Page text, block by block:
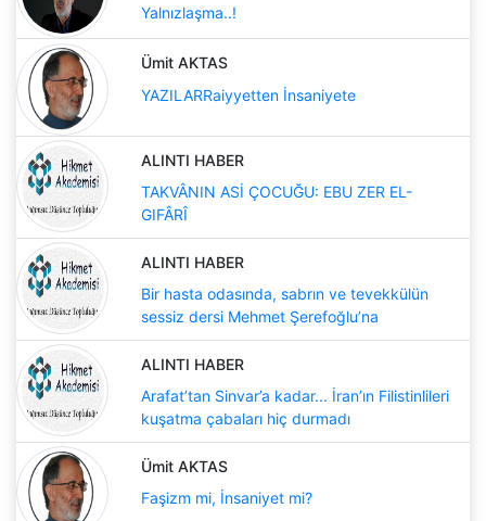
Yalnızlaşma..!
Ümit AKTAS
YAZILARRaiyyetten İnsaniyete
ALINTI HABER
TAKVÂNIN ASİ ÇOCUĞU: EBU ZER EL-
GIFÂRÎ
ALINTI HABER
Bir hasta odasında, sabrın ve tevekkülün
sessiz dersi Mehmet Şerefoğlu’na
ALINTI HABER
Arafat’tan Sinvar’a kadar... İran’ın Filistinlileri
kuşatma çabaları hiç durmadı
Ümit AKTAS
Faşizm mi, İnsaniyet mi?